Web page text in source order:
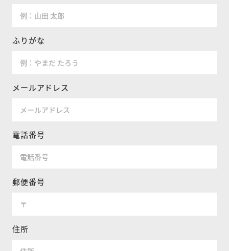
ふりがな
メールアドレス
電話番号
郵便番号
住所